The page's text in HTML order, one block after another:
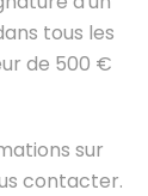
tous les
de 500 €
sur
contacter.